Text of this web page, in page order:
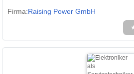
Firma:Raising Power GmbH